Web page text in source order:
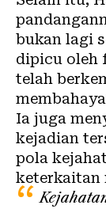
bukan lagi
dipicu oleh
telah
Ia juga
kejadian
pola
keterkaitan